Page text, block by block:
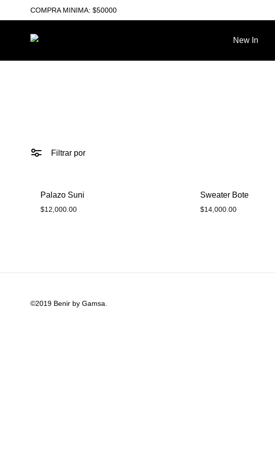
COMPRA MINIMA: $50000
New In
Filtrar por
Palazo Suni
$12,000.00
Sweater Bote
$14,000.00
©2019 Benir by Gamsa.